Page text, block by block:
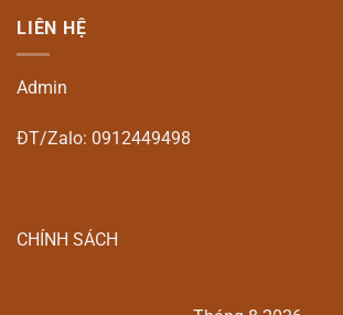
LIÊN HỆ
Admin
ĐT/Zalo: 0912449498
CHÍNH SÁCH